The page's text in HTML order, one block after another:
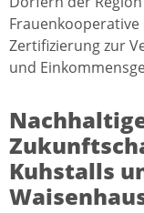
Frauenkooperative
Zertifizierung zur
und
Kuhstalls